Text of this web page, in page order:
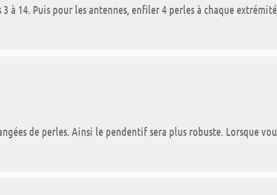
à 14. Puis pour les antennes, enfiler 4 perles à chaque
de perles. Ainsi le pendentif sera plus robuste. Lorsque